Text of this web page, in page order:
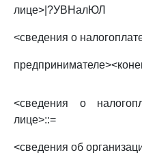
лице>|?УВНалЮЛ
<сведения о
<сведения о
лице>::=
<сведения об